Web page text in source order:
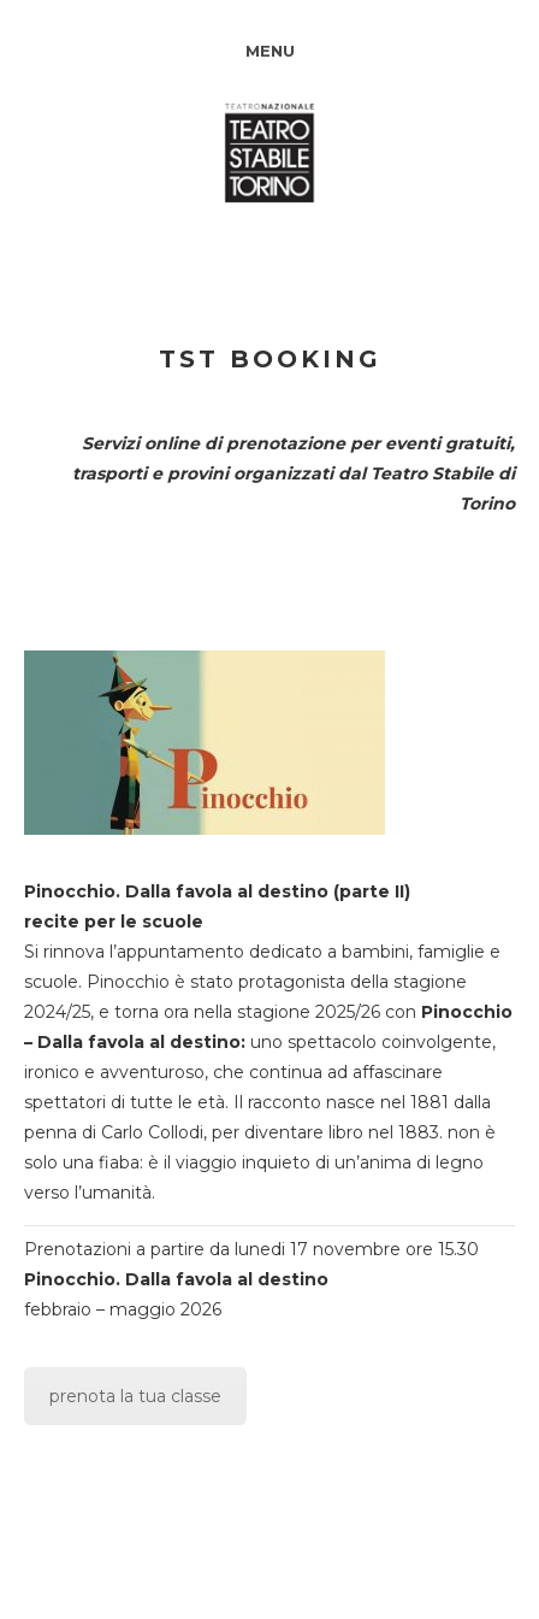
MENU
TST BOOKING
Servizi online di prenotazione per eventi gratuiti,
trasporti e provini organizzati dal Teatro Stabile di
Torino
Pinocchio. Dalla favola al destino (parte II)
recite per le scuole
Si rinnova l’appuntamento dedicato a bambini, famiglie e
scuole. Pinocchio è stato protagonista della stagione
2024/25, e torna ora nella stagione 2025/26 con Pinocchio
– Dalla favola al destino: uno spettacolo coinvolgente,
ironico e avventuroso, che continua ad affascinare
spettatori di tutte le età. Il racconto nasce nel 1881 dalla
penna di Carlo Collodi, per diventare libro nel 1883. non è
solo una fiaba: è il viaggio inquieto di un’anima di legno
verso l’umanità.
Prenotazioni a partire da lunedi 17 novembre ore 15.30
Pinocchio. Dalla favola al destino
febbraio – maggio 2026
prenota la tua classe